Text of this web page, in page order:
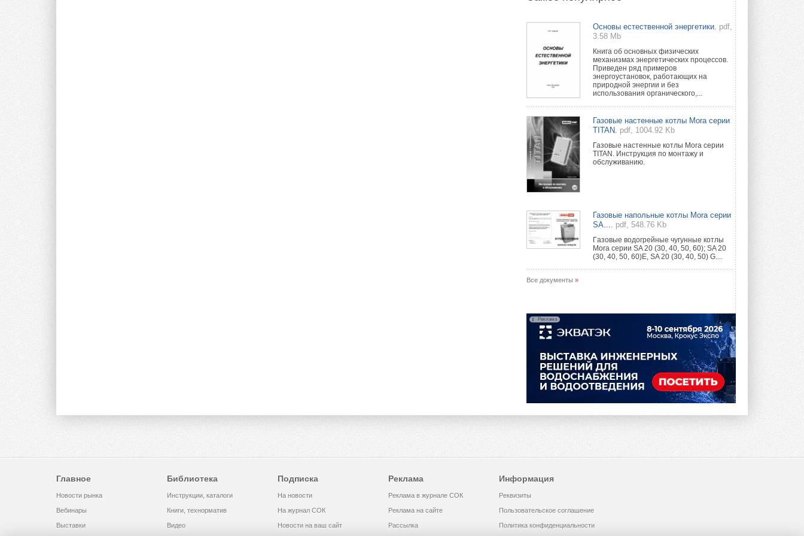
новую производственную
площадку
Открытие нового завода состоялось
сегодня в Мытищах ...
29 ИЮЛЯ 2026
Stiebel Eltron — спонсирует
международные соревнования
25 спортсменов, выступающих в
прыжках с трамплина и лыжном
двоеборье на международных ...
29 ИЮЛЯ 2026
Новый фирменный магазин
Токио — лидер по
интенсивности использования
кондиционеров
Данные получены в ходе очередного
опроса Daikin о восприятии жары ...
валидацию NVIDIA для ИИ-дата-
Компания становится официальным
партнёром NVIDIA по системам ...
В Великобритании предлагают
сделать кондиционирование
обязательным для новостроек
Либеральные демократы внесли
В Подмосковье запустят
производство холодильной
техники и теплообменного
Ридан объявил о старте продаж
автоматического
Основы естественной энергетики. pdf,
3.58 Mb
Книга об основных физических
механизмах энергетических процессов.
Приведен ряд примеров
энергоустановок, работающих на
природной энергии и без
использования органического,...
Газовые настенные котлы Mora серии
TITAN. pdf, 1004.92 Kb
Газовые настенные котлы Mora серии
TITAN. Инструкция по монтажу и
обслуживанию.
Газовые напольные котлы Mora серии
SA....
pdf, 548.76 Kb
Гaзовые водогрeйные чугунные котлы
Mora серии SA 20 (30, 40, 50, 60); SA 20
(30, 40, 50, 60)E, SA 20 (30, 40, 50) G....
Все документы »
Реклама
Главное
Новости рынка
Вебинары
Выставки
Библиотека
Инструкции, каталоги
Книги, технорматив
Видео
Подписка
На новости
На журнал СОК
Новости на ваш сайт
Реклама
Реклама в журнале СОК
Реклама на сайте
Рассылка
Информация
Реквизиты
Пользовательское соглашение
Политика конфиденциальности